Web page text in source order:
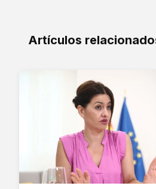
Artículos